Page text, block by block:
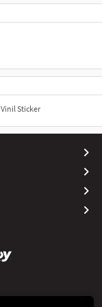
Vinil Sticker